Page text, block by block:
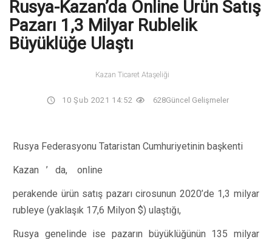
Rusya-Kazan’da Online Ürün Satış
Pazarı 1,3 Milyar Rublelik
Büyüklüğe Ulaştı
Kazan Ticaret Ataşeliği
10 Şub 2021 14:52 628Güncel Gelişmeler
Rusya Federasyonu Tataristan Cumhuriyetinin başkenti
Kazan ’ da, online
perakende ürün satış pazarı cirosunun 2020’de 1,3 milyar
rubleye (yaklaşık 17,6 Milyon $) ulaştığı,
Rusya genelinde ise pazarın büyüklüğünün 135 milyar